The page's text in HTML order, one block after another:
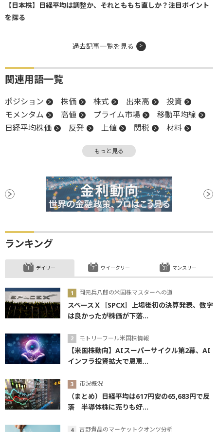
【日本株】日経平均は調整か、それとももち直しか？注目ポイント
を探る
過去記事一覧を見る
関連用語一覧
ポジション 株価 株式 出来高
投資
モメンタム
高値 プライム市場
移動平均線
日経平均株価
反発 上値 関税
材料
もっと見る
ランキング
デイリー
岡元兵八郎の米国株マスターへの道
スペースＸ［SPCX］上場後初の決算発表、数字
は良かったが株価が下落...
モトリーフール米国株情報
【米国株動向】AIスーパーサイクル第2幕、AI
インフラ投資拡大で恩恵...
市況概況
（まとめ）日経平均は617円安の65,683円で反
落 半導体株に売りも好...
吉野貴晶のマーケットクオンツ分析
ウイークリー マンスリー